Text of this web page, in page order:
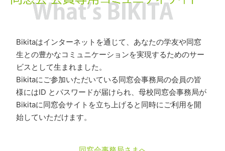
Bikitaはインターネットを通じて、あなたの学友や同窓
生との豊かなコミュニケーションを実現するためのサー
ビスとして生まれました。
Bikitaにご参加いただいている同窓会事務局の会員の皆
様にはID とパスワードが届けられ、母校同窓会事務局が
Bikitaに同窓会サイトを立ち上げると同時にご利用を開
始していただけます。